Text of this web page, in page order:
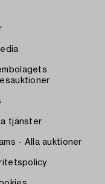
tjänster
- Alla auktioner